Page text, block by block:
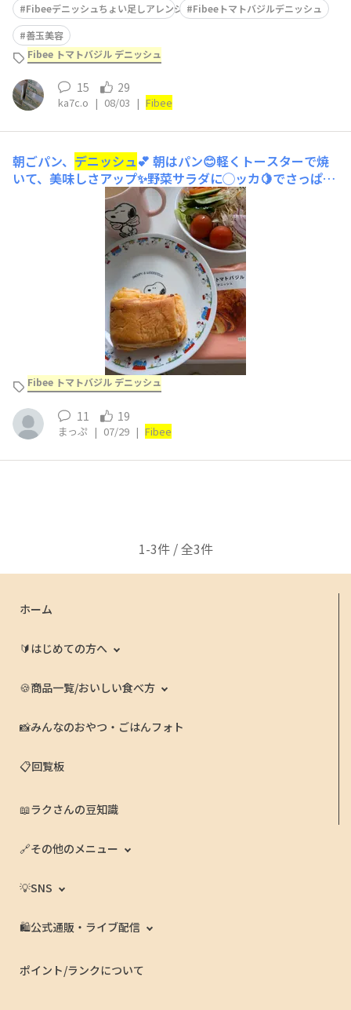
Fibeeデニッシュちょい足しアレンジ
Fibeeトマトバジルデニッシュ
善玉美容
Fibee トマトバジル デニッシュ
15 29
ka7c.o | 08/03 | Fibee
朝ごパン、 デニッシュ💕 朝はパン😊軽くトースターで焼
いて、美味しさアップ✨野菜サラダに◯ッカ🍋でさっぱり
と🥰ブラック☕に砂糖なしアーモンドミルクでラテ風飲み
Fibee トマトバジル デニッシュ
11 19
まっぷ | 07/29 | Fibee
1-3件 / 全3件
ホーム
🔰はじめての方へ
🍪商品一覧/おいしい食べ方
📸みんなのおやつ・ごはんフォト
📋回覧板
📖ラクさんの豆知識
🔗その他のメニュー
💡SNS
🛍️公式通販・ライブ配信
ポイント/ランクについて